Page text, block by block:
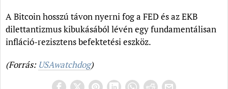
A Bitcoin hosszú távon nyerni fog a FED és az EKB
dilettantizmus kibukásából lévén egy fundamentálisan
infláció-rezisztens befektetési eszköz.
(Forrás: USAwatchdog)